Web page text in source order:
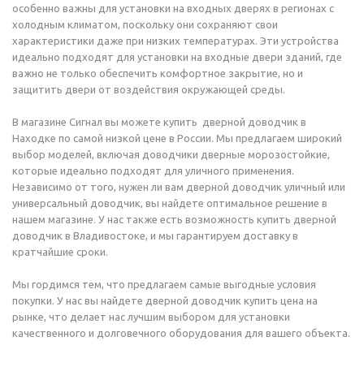
особенно важны для установки на входных дверях в регионах с
холодным климатом, поскольку они сохраняют свои
характеристики даже при низких температурах. Эти устройства
идеально подходят для установки на входные двери зданий, где
важно не только обеспечить комфортное закрытие, но и
защитить двери от воздействия окружающей среды.
В магазине Сигнал вы можете купить дверной доводчик в
Находке по самой низкой цене в России. Мы предлагаем широкий
выбор моделей, включая доводчики дверные морозостойкие,
которые идеально подходят для уличного применения.
Независимо от того, нужен ли вам дверной доводчик уличный или
универсальный доводчик, вы найдете оптимальное решение в
нашем магазине. У нас также есть возможность купить дверной
доводчик в Владивостоке, и мы гарантируем доставку в
кратчайшие сроки.
Мы гордимся тем, что предлагаем самые выгодные условия
покупки. У нас вы найдете дверной доводчик купить цена на
рынке, что делает нас лучшим выбором для установки
качественного и долговечного оборудования для вашего объекта.